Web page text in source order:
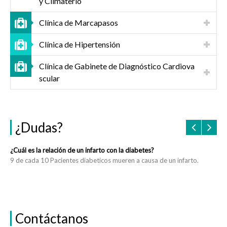
Clínica de Marcapasos
Clínica de Hipertensión
Clínica de Gabinete de Diagnóstico Cardiova
scular
¿Dudas?
¿Cuál es la relación de un infarto con la diabetes?
9 de cada 10 Pacientes diabeticos mueren a causa de un infarto.
Contáctanos